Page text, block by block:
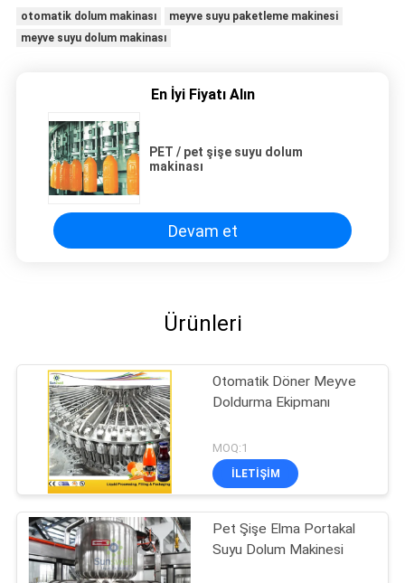
otomatik dolum makinası
meyve suyu paketleme makinesi
meyve suyu dolum makinası
En İyi Fiyatı Alın
PET / pet şişe suyu dolum
makinası
Devam et
Ürünleri
Otomatik Döner Meyve
Doldurma Ekipmanı
MOQ:1
İLETIŞIM
Pet Şişe Elma Portakal
Suyu Dolum Makinesi